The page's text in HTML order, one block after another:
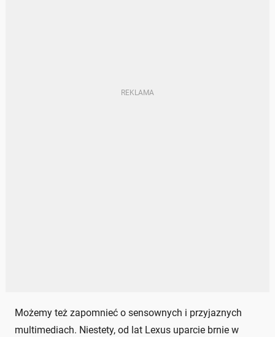
Możemy też zapomnieć o sensownych i przyjaznych
multimediach. Niestety, od lat Lexus uparcie brnie w